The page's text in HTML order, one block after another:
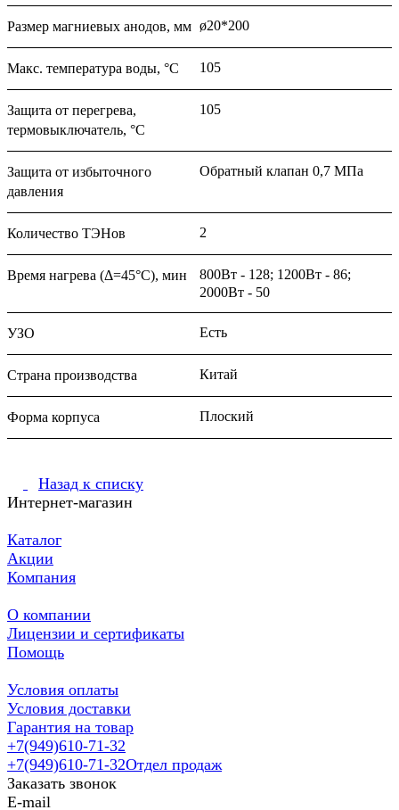
Размер магниевых анодов, мм ø20*200
Макс. температура воды, °C 105
Защита от перегрева,
термовыключатель, °C
105
Защита от избыточного
давления
Обратный клапан 0,7 МПа
Количество ТЭНов 2
Время нагрева (Δ=45°C), мин
800Вт - 128; 1200Вт - 86;
2000Вт - 50
УЗО Есть
Страна производства Китай
Форма корпуса Плоский
Назад к списку
Интернет-магазин
Каталог
Акции
Компания
О компании
Лицензии и сертификаты
Помощь
Условия оплаты
Условия доставки
Гарантия на товар
+7(949)610-71-32
+7(949)610-71-32Отдел продаж
Заказать звонок
E-mail